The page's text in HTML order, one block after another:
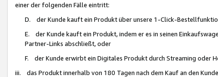
einer der folgenden Fälle eintritt:
D. der Kunde kauft ein Produkt über unsere 1-Click-
E. der Kunde kauft ein Produkt, indem er es in seinen
Partner-Links abschließt, oder
F. der Kunde erwirbt ein Digitales Produkt durch Streaming oder
iii. das Produkt innerhalb von 180 Tagen nach dem Kauf an den